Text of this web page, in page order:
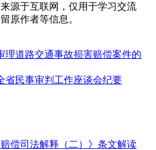
源于互联网，仅用于学习交流
原作者等信息。
理道路交通事故损害赔偿案件的
省民事审判工作座谈会纪要
赔偿司法解释（二）》条文解读